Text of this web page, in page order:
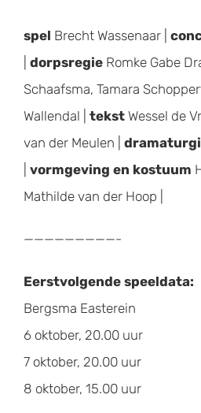
spel Brecht Wassenaar |
dorpsregie Romke Gabe
Schaafsma, Tamara
Wallendal | tekst Wessel de
van der Meulen |
vormgeving en kostuum
Mathilde van der Hoop |
—————————-
Eerstvolgende speeldata:
Bergsma Easterein
6 oktober, 20.00 uur
7 oktober, 20.00 uur
8 oktober, 15.00 uur